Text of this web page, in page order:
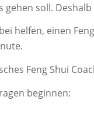
soll.
helfen, einen
Feng Shui
beginnen: